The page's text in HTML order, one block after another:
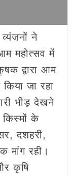
व्यंजनों ने
महोत्सव में
द्वारा आम
जा रहा
भीड़ देखने
के
दशहरी,
मांग रही।
कृषि